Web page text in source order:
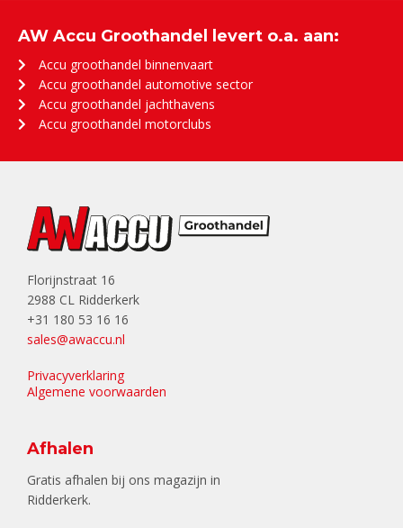
AW Accu Groothandel levert o.a. aan:
Accu groothandel binnenvaart
Accu groothandel automotive sector
Accu groothandel jachthavens
Accu groothandel motorclubs
Florijnstraat 16
2988 CL Ridderkerk
+31 180 53 16 16
sales@awaccu.nl
Privacyverklaring
Algemene voorwaarden
Afhalen
Gratis afhalen bij ons magazijn in
Ridderkerk.